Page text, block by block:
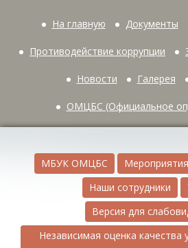
На главную Документы
Противодействие коррупции
Новости Галерея
ОМЦБС (Официальное
МБУК ОМЦБС Мероприятия
Наши сотрудники
Версия для
Независимая оценка качества